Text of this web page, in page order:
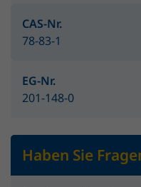
CAS-Nr.
78-83-1
EG-Nr.
201-148-0
Haben Sie